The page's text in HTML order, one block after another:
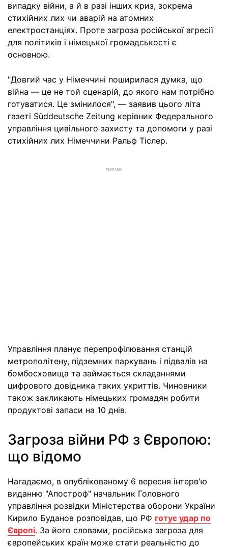
випадку війни, а й в разі інших криз, зокрема
стихійних лих чи аварій на атомних
електростанціях. Проте загроза російської агресії
для політиків і німецької громадськості є
основною.
"Довгий час у Німеччині поширилася думка, що
війна — це не той сценарій, до якого нам потрібно
готуватися. Це змінилося", — заявив цього літа
газеті Süddeutsche Zeitung керівник Федерального
управління цивільного захисту та допомоги у разі
стихійних лих Німеччини Ральф Тіслер.
РЕКЛАМА
Управління планує перепрофілювання станцій
метрополітену, підземних паркувань і підвалів на
бомбосховища та займається складаннями
цифрового довідника таких укриттів. Чиновники
також закликають німецьких громадян робити
продуктові запаси на 10 днів.
Загроза війни РФ з Європою:
що відомо
Нагадаємо, в опублікованому 6 вересня інтерв'ю
виданню "Апостроф" начальник Головного
управління розвідки Міністерства оборони України
Кирило Буданов розповідав, що РФ готує удар по
Європі. За його словами, російська загроза для
європейських країн може стати реальністю до